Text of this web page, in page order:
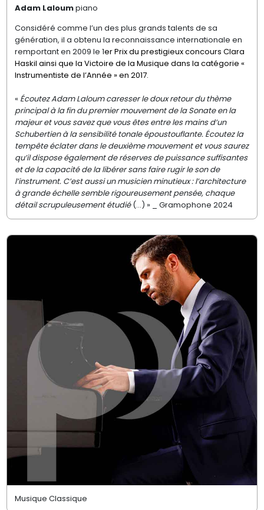
Adam Laloumpiano
Considéré comme l’un des plus grands talents de sa
génération, il a obtenu la reconnaissance internationale en
remportant en 2009 le 1er Prix du prestigieux concours Clara
Haskil ainsi que la Victoire de la Musique dans la catégorie «
Instrumentiste de l’Année » en 2017.
« Écoutez Adam Laloum caresser le doux retour du thème
principal à la fin du premier mouvement de la Sonate en la
majeur et vous savez que vous êtes entre les mains d’un
Schubertien à la sensibilité tonale époustouflante. Écoutez la
tempête éclater dans le deuxième mouvement et vous saurez
qu’il dispose également de réserves de puissance suffisantes
et de la capacité de la libérer sans faire rugir le son de
l’instrument. C’est aussi un musicien minutieux : l’architecture
à grande échelle semble rigoureusement pensée, chaque
détail scrupuleusement étudié(...) » _ Gramophone 2024
Musique Classique